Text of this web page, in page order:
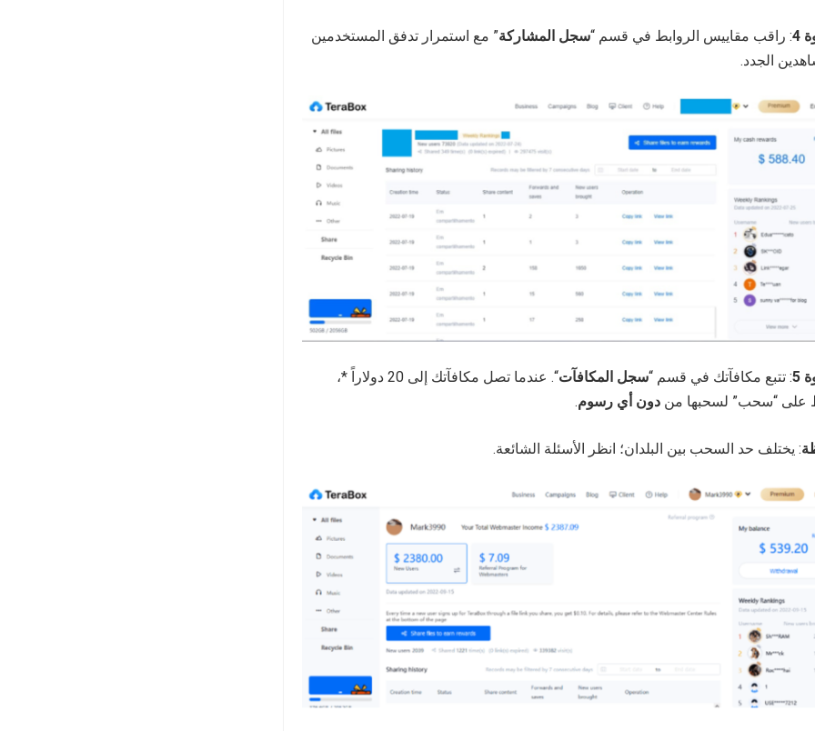
4 : راقب مقاييس الروابط في قسم “سجل المشاركة” مع استمرار تدفق المستخدمين
الجدد.
5 : تتبع مكافآتك في قسم “سجل المكافآت
“. عندما تصل مكافآتك إلى 20 دولاراً *،
على “سحب” لسحبها من دون أي رسوم.
: يختلف حد السحب بين البلدان؛ انظر الأسئلة الشائعة.